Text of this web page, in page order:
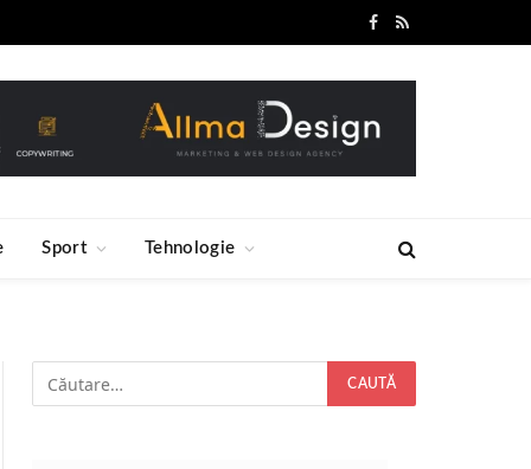
Facebook
RSS
Sport Tehnologie